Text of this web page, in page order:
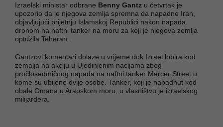
Izraelski ministar odbrane Benny Gantz u četvrtak je
upozorio da je njegova zemlja spremna da napadne Iran,
objavljujući prijetnju Islamskoj Republici nakon napada
dronom na naftni tanker na moru za koji je njegova zemlja
optužila Teheran.
Gantzovi komentari dolaze u vrijeme dok Izrael lobira kod
zemalja na akciju u Ujedinjenim nacijama zbog
pročlosedmičnog napada na naftni tanker Mercer Street u
kome su ubijene dvije osobe. Tanker, koji je napadnut kod
obale Omana u Arapskom moru, u vlasništvu je izraelskog
milijardera.